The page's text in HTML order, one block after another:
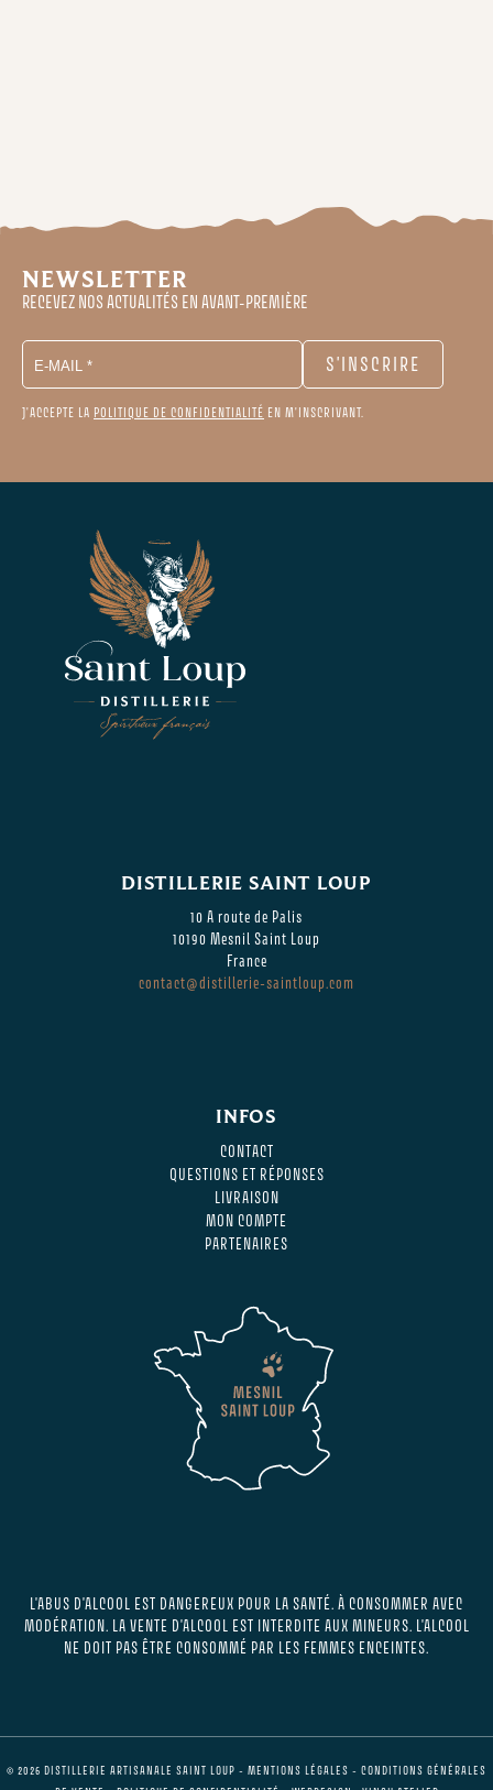
NEWSLETTER
RECEVEZ NOS ACTUALITÉS EN AVANT-PREMIÈRE
J'ACCEPTE LA POLITIQUE DE CONFIDENTIALITÉ EN M'INSCRIVANT.
DISTILLERIE SAINT LOUP
10 A route de Palis
10190 Mesnil Saint Loup
France
contact@distillerie-saintloup.com
INFOS
CONTACT
QUESTIONS ET RÉPONSES
LIVRAISON
MON COMPTE
PARTENAIRES
L'ABUS D'ALCOOL EST DANGEREUX POUR LA SANTÉ. À CONSOMMER AVEC
MODÉRATION. LA VENTE D'ALCOOL EST INTERDITE AUX MINEURS. L'ALCOOL
NE DOIT PAS ÊTRE CONSOMMÉ PAR LES FEMMES ENCEINTES.
© 2026 DISTILLERIE ARTISANALE SAINT LOUP - MENTIONS LÉGALES - CONDITIONS GÉNÉRALES